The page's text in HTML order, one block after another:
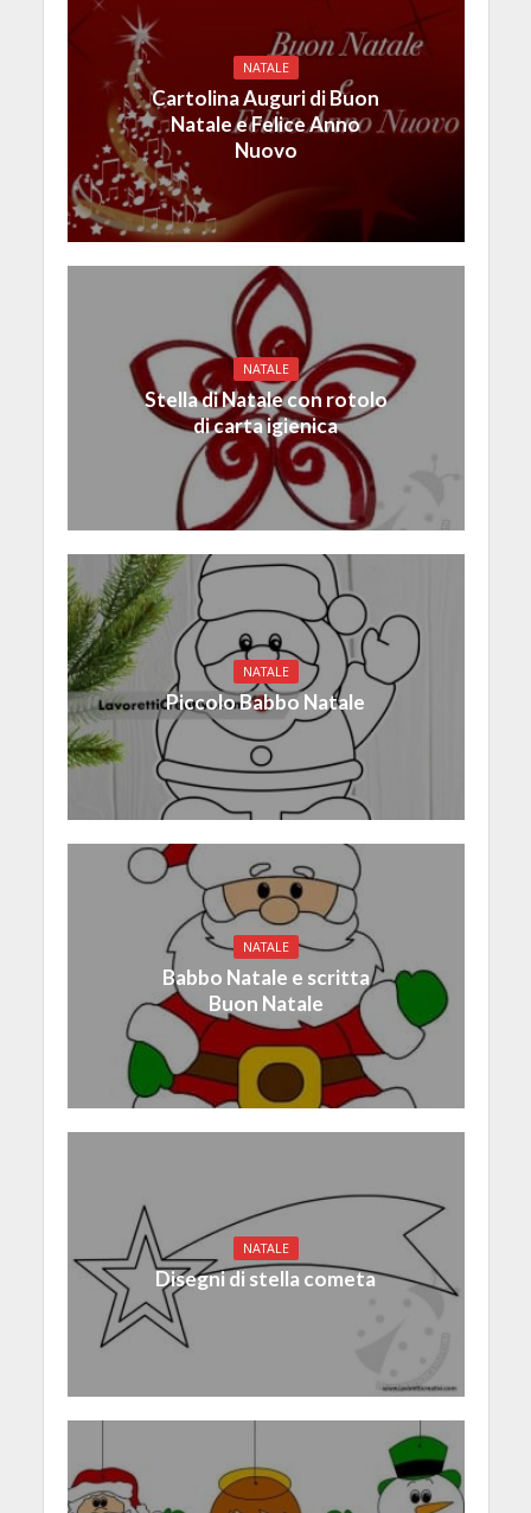
NATALE
Cartolina Auguri di Buon
Natale e Felice Anno
Nuovo
NATALE
Stella di Natale con rotolo
di carta igienica
NATALE
Piccolo Babbo Natale
NATALE
Babbo Natale e scritta
Buon Natale
NATALE
Disegni di stella cometa